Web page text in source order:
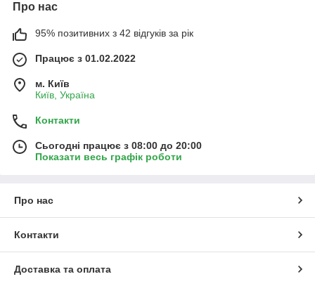
Про нас
95% позитивних з 42 відгуків за рік
Працює з 01.02.2022
м. Київ
Київ, Україна
Контакти
Сьогодні працює з 08:00 до 20:00
Показати весь графік роботи
Про нас
Контакти
Доставка та оплата